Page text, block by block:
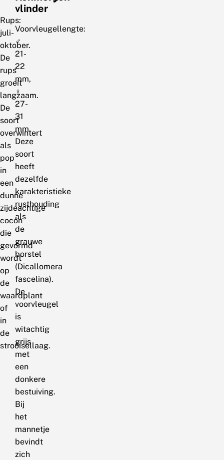
Rups:
juli-
oktober.
De
rups
groeit
langzaam.
De
soort
overwintert
als
pop
in
een
dunne
zijdeachtige
cocon
die
gevormd
wordt
op
de
waardplant
of
in
de
strooisellaag.
vlinder
Voorvleugellengte:
♂
21-
22
mm,
♀
27-
31
mm.
Deze
soort
heeft
dezelfde
karakteristieke
rusthouding
als
de
grauwe
borstel
(Dicallomera
fascelina).
De
voorvleugel
is
witachtig
grijs
met
een
donkere
bestuiving.
Bij
het
mannetje
bevindt
zich